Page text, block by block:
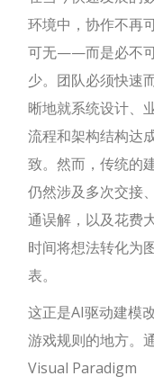
环境中，协作不再
可无——而是必不
少。团队必须快速
晰地就系统设计、
流程和架构结构达
致。然而，传统的
仍然涉及多次交接
通误解，以及花费
时间将想法转化为
表。
这正是AI驱动建模
游戏规则的地方。
Visual Paradigm